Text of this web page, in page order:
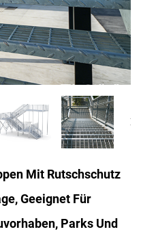
Mit Rutschschutz
Geeignet Für
Parks Und